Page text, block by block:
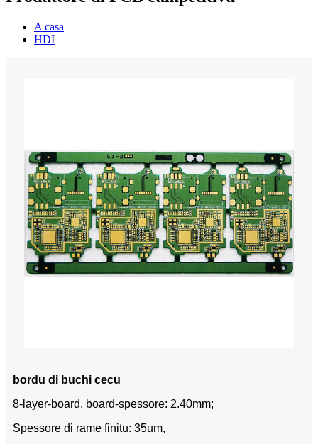
A casa
HDI
bordu di buchi cecu
8-layer-board, board-spessore: 2.40mm;
Spessore di rame finitu: 35um,